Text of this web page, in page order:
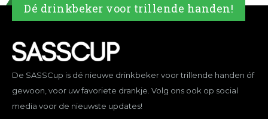
Dé drinkbeker voor trillende handen!
De SASSCup is dé nieuwe drinkbeker voor trillende handen óf
gewoon, voor uw favoriete drankje. Volg ons ook op social
media voor de nieuwste updates!